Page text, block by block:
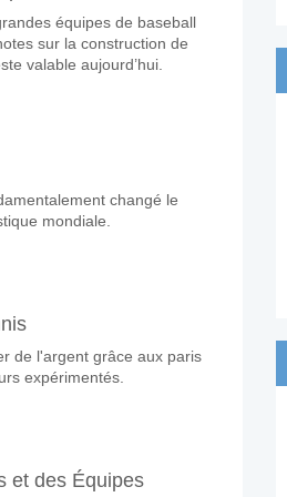
v Odisha FC?
Club v Odisha FC?
v Odisha FC?
pourcentage de 15%.
équipes de baseball
sur la construction de
valable aujourd’hui.
changé le
mondiale.
de l'argent grâce aux paris
expérimentés.
et des Équipes